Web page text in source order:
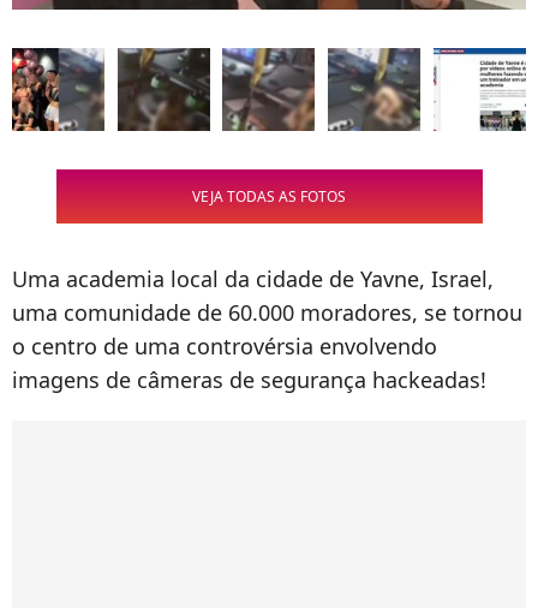
VEJA TODAS AS FOTOS
Uma academia local da cidade de Yavne, Israel,
uma comunidade de 60.000 moradores, se tornou
o centro de uma controvérsia envolvendo
imagens de câmeras de segurança hackeadas!